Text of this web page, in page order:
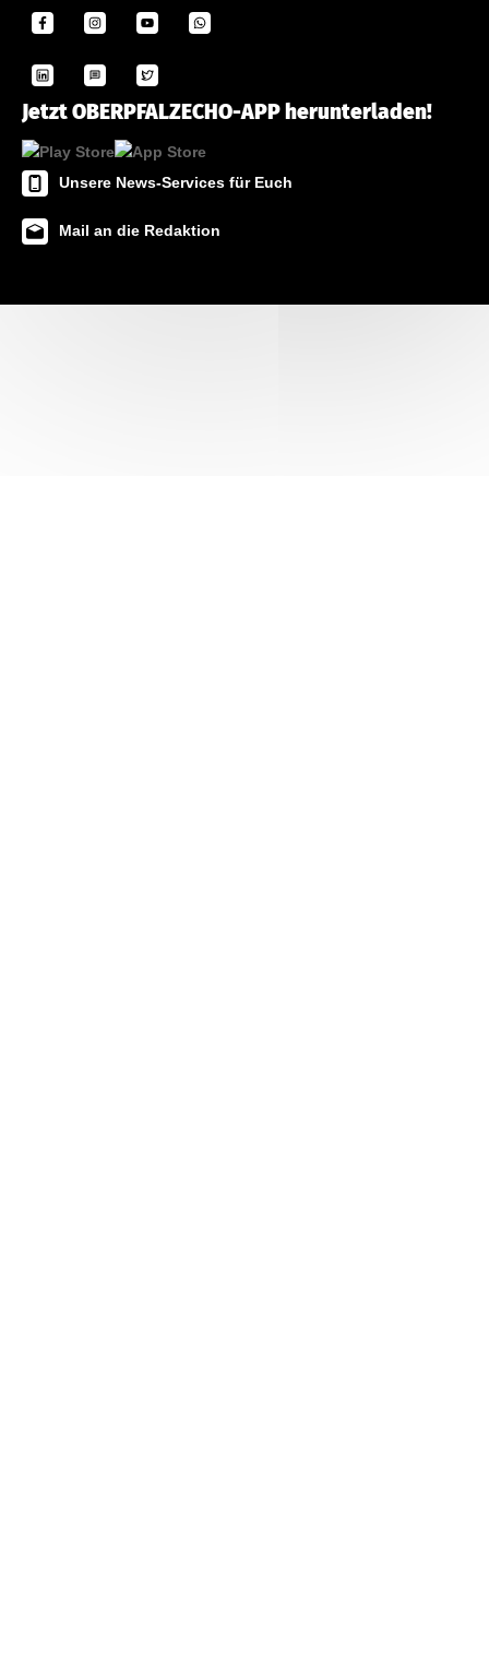
Jetzt OBERPFALZECHO-APP herunterladen!
Unsere News-Services für Euch
Mail an die Redaktion